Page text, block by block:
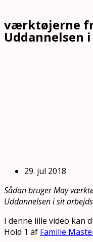
værktøjerne
Uddannelsen
29. jul 2018
Sådan bruger May
Uddannelsen i sit
I denne lille video kan
Hold 1 af Familie